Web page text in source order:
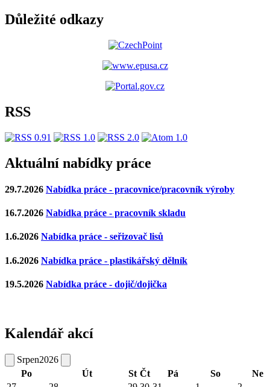
Důležité odkazy
RSS
Aktuální nabídky práce
29.7.2026 Nabídka práce - pracovnice/pracovník výroby
16.7.2026 Nabídka práce - pracovník skladu
1.6.2026 Nabídka práce - seřizovač lisů
1.6.2026 Nabídka práce - plastikářský dělník
19.5.2026 Nabídka práce - dojič/dojička
Kalendář akcí
Srpen2026
Po
Út St Čt Pá So
Ne